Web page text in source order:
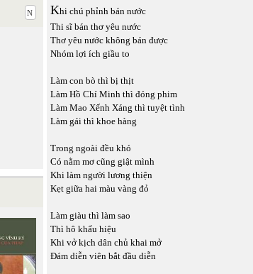
Khi chú phỉnh bán nước
Thi sĩ bán thơ yêu nước
Thơ yêu nước không bán được
Nhóm lợi ích giầu to
Làm con bò thì bị thịt
Làm Hồ Chí Minh thì đóng phim
Làm Mao Xếnh Xáng thì tuyệt tình
Làm gái thì khoe hàng
Trong ngoài đều khó
Có nằm mơ cũng giật mình
Khi làm người lương thiện
Kẹt giữa hai màu vàng đỏ
Làm giàu thì làm sao
Thì hô khẩu hiệu
Khi vở kịch dân chủ khai mở
Đám diễn viên bắt đầu diễn